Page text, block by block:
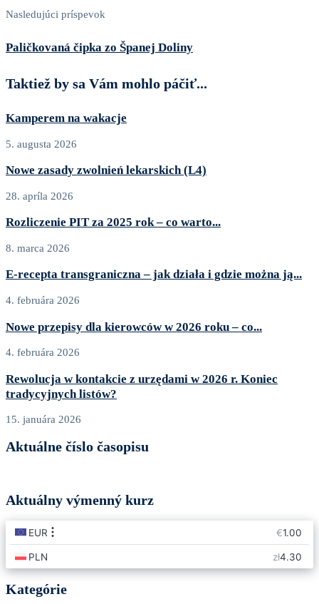
Nasledujúci príspevok
Paličkovaná čipka zo Španej Doliny
Taktiež by sa Vám mohlo páčiť...
Kamperem na wakacje
5. augusta 2026
Nowe zasady zwolnień lekarskich (L4)
28. apríla 2026
Rozliczenie PIT za 2025 rok – co warto...
8. marca 2026
E‑recepta transgraniczna – jak działa i gdzie można ją...
4. februára 2026
Nowe przepisy dla kierowców w 2026 roku – co...
4. februára 2026
Rewolucja w kontakcie z urzędami w 2026 r. Koniec
tradycyjnych listów?
15. januára 2026
Aktuálne číslo časopisu
Aktuálny výmenný kurz
Kategórie